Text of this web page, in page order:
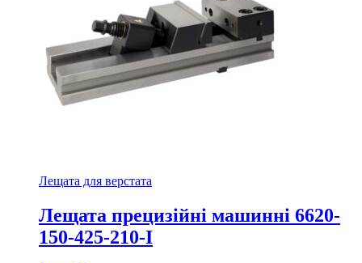
Лещата для верстата
Лещата прецизійні машинні 6620-
150-425-210-I